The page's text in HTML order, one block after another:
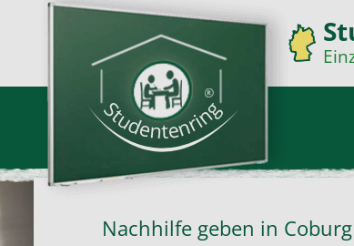
Nachhilfe geben in Coburg